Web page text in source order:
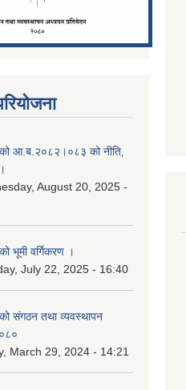
आ.ब.२०८२।०८३ को नीति‚
August 20, 2025 -
भूमी वर्गिकरण ।
July 22, 2025 - 16:40
संगठन तथा व्यवस्थापन
March 29, 2024 - 14:21